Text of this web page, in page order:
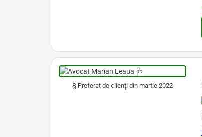
§ Preferat de clienți din martie 2022
Avocat Specializat în Drept Civil • Avocat Specializat în Dreptul Familiei •